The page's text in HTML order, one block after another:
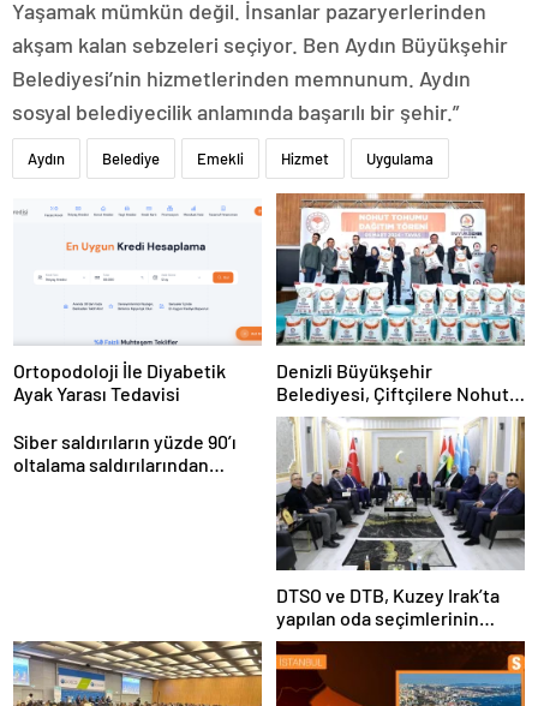
Yaşamak mümkün değil. İnsanlar pazaryerlerinden
akşam kalan sebzeleri seçiyor. Ben Aydın Büyükşehir
Belediyesi’nin hizmetlerinden memnunum. Aydın
sosyal belediyecilik anlamında başarılı bir şehir.”
Aydın Belediye Emekli Hizmet Uygulama
Ortopodoloji İle Diyabetik
Ayak Yarası Tedavisi
Denizli Büyükşehir
Belediyesi, Çiftçilere Nohut
Tohumu Desteği Veriyor
Siber saldırıların yüzde 90’ı
oltalama saldırılarından
DTSO ve DTB, Kuzey Irak’ta
yapılan oda seçimlerinin
ardından işbirliklerini
güçlendirmek için ziyaretler
gerçekleştirdi